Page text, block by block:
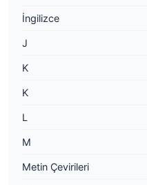
İngilizce
J
K
K
L
M
Metin Çevirileri